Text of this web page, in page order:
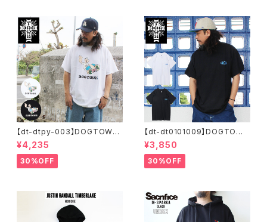
【dt-dtpy-003】DOGTOWN
ドッグタウン POPEYE SKATE
S/S T-SHIRTS ポパイ 半袖 シ
ョートスリーブT 大きいサイズ
半袖 M L XL 大きめ デザイン
¥4,235
30%OFF
【dt-dt0101009】DOGTOWN
ドッグタウン D.T.S. POCKET
S/S T-SHIRTS 半袖 ショート
スリーブT 大きいサイズ 半袖 M
L XL 大きめ デザイン プリント
¥3,850
30%OFF